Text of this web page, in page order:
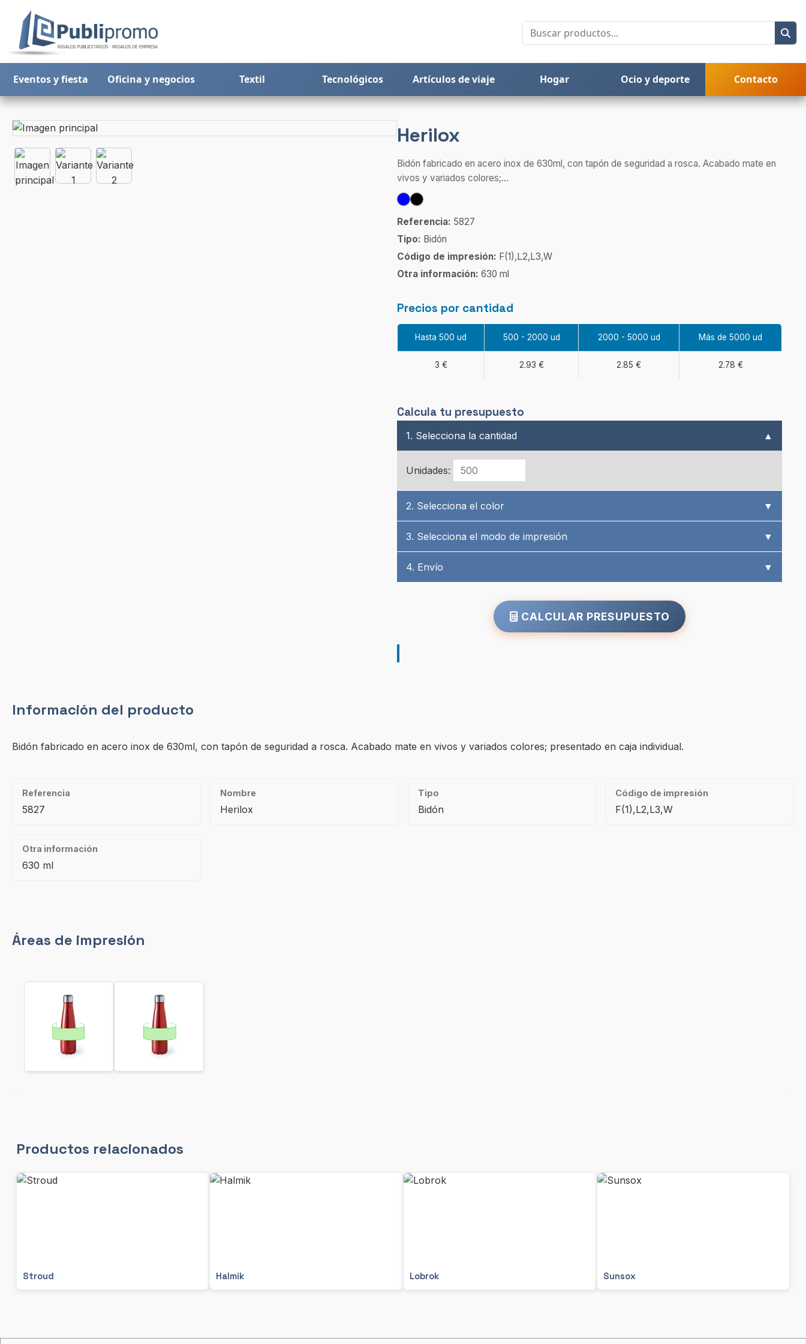
Eventos y fiesta Oficina y negocios Textil Tecnológicos Artículos de viaje Hogar Ocio y deporte Contacto
Herilox
Bidón fabricado en acero inox de 630ml, con tapón de seguridad a rosca. Acabado mate en
vivos y variados colores;...
Referencia: 5827
Tipo: Bidón
Código de impresión: F(1),L2,L3,W
Otra información: 630 ml
Precios por cantidad
Hasta 500 ud 500 - 2000 ud 2000 - 5000 ud Más de 5000 ud
3 € 2.93 € 2.85 € 2.78 €
Calcula tu presupuesto
1. Selecciona la cantidad ▲
Unidades:
2. Selecciona el color ▼
3. Selecciona el modo de impresión ▼
4. Envío ▼
CALCULAR PRESUPUESTO
Información del producto
Bidón fabricado en acero inox de 630ml, con tapón de seguridad a rosca. Acabado mate en vivos y variados colores; presentado en caja individual.
Referencia
5827
Nombre
Herilox
Tipo
Bidón
Código de impresión
F(1),L2,L3,W
Otra información
630 ml
Áreas de impresión
Productos relacionados
Stroud Halmik Lobrok Sunsox